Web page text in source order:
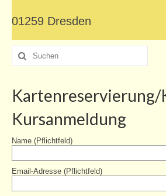
Mitmachen
01259 Dresden
nach:
Kartenreservierung/
Kursanmeldung
Name (Pflichtfeld)
Email-Adresse (Pflichtfeld)